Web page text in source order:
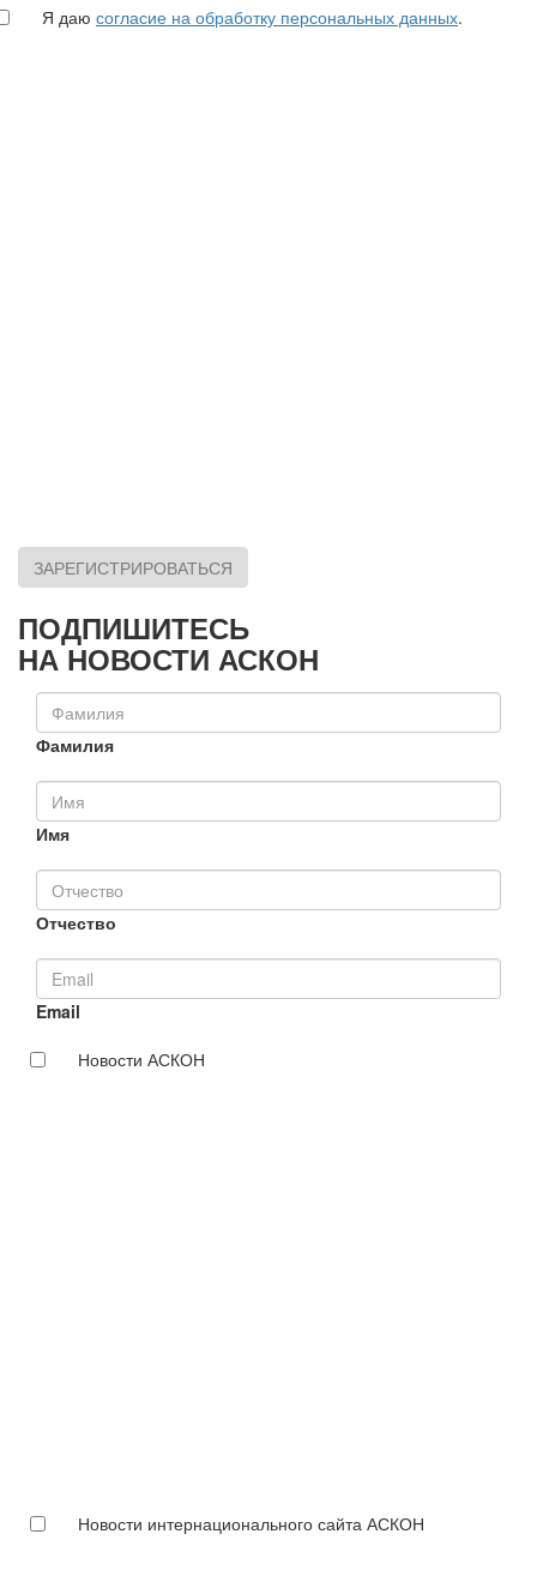
Я даю согласие на обработку персональных данных.
ЗАРЕГИСТРИРОВАТЬСЯ
ПОДПИШИТЕСЬ
НА НОВОСТИ АСКОН
Фамилия
Имя
Отчество
Email
Новости АСКОН
Новости интернационального сайта АСКОН